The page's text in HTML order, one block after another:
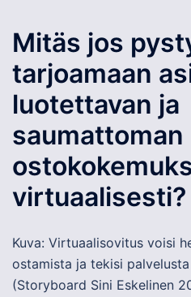
Mitäs jos
tarjoamaan
luotettavan ja
saumattoman
virtuaalisesti?
Kuva: Virtuaalisovitus voisi
ostamista ja tekisi
(Storyboard Sini Eskelinen